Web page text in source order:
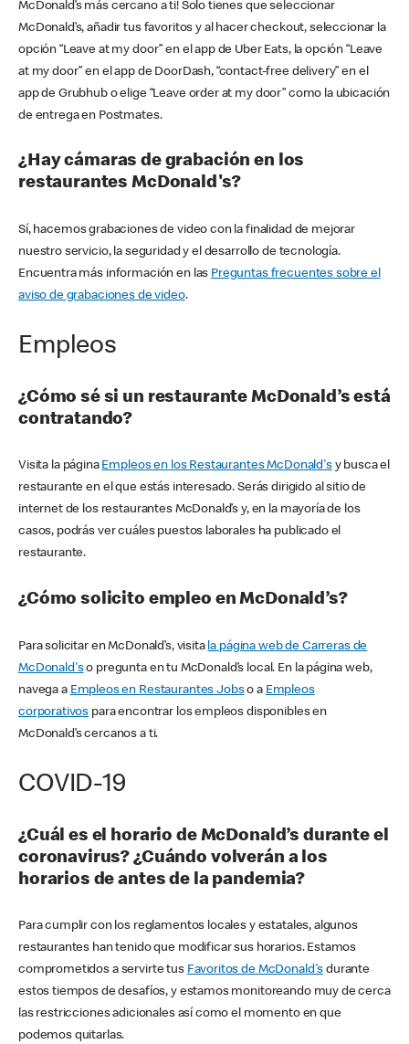
McDonald’s más cercano a ti! Solo tienes que seleccionar
McDonald’s, añadir tus favoritos y al hacer checkout, seleccionar la
opción “Leave at my door” en el app de Uber Eats, la opción “Leave
at my door” en el app de DoorDash, “contact-free delivery” en el
app de Grubhub o elige “Leave order at my door” como la ubicación
de entrega en Postmates.
¿Hay cámaras de grabación en los
restaurantes McDonald's?
Sí, hacemos grabaciones de video con la finalidad de mejorar
nuestro servicio, la seguridad y el desarrollo de tecnología.
Encuentra más información en las Preguntas frecuentes sobre el
aviso de grabaciones de video.
Empleos
¿Cómo sé si un restaurante McDonald’s está
contratando?
Visita la página Empleos en los Restaurantes McDonald'sy busca el
restaurante en el que estás interesado. Serás dirigido al sitio de
internet de los restaurantes McDonald’s y, en la mayoría de los
casos, podrás ver cuáles puestos laborales ha publicado el
restaurante.
¿Cómo solicito empleo en McDonald’s?
Para solicitar en McDonald’s, visita la página web de Carreras de
McDonald'so pregunta en tu McDonald’s local. En la página web,
navega a Empleos en Restaurantes Jobso a Empleos
corporativos para encontrar los empleos disponibles en
McDonald’s cercanos a ti.
COVID-19
¿Cuál es el horario de McDonald’s durante el
coronavirus? ¿Cuándo volverán a los
horarios de antes de la pandemia?
Para cumplir con los reglamentos locales y estatales, algunos
restaurantes han tenido que modificar sus horarios. Estamos
comprometidos a servirte tus Favoritos de McDonald's durante
estos tiempos de desafíos, y estamos monitoreando muy de cerca
las restricciones adicionales así como el momento en que
podemos quitarlas.